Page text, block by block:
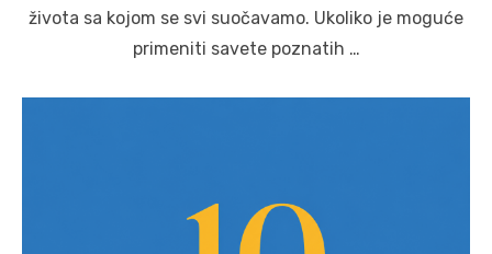
života sa kojom se svi suočavamo. Ukoliko je moguće
primeniti savete poznatih …